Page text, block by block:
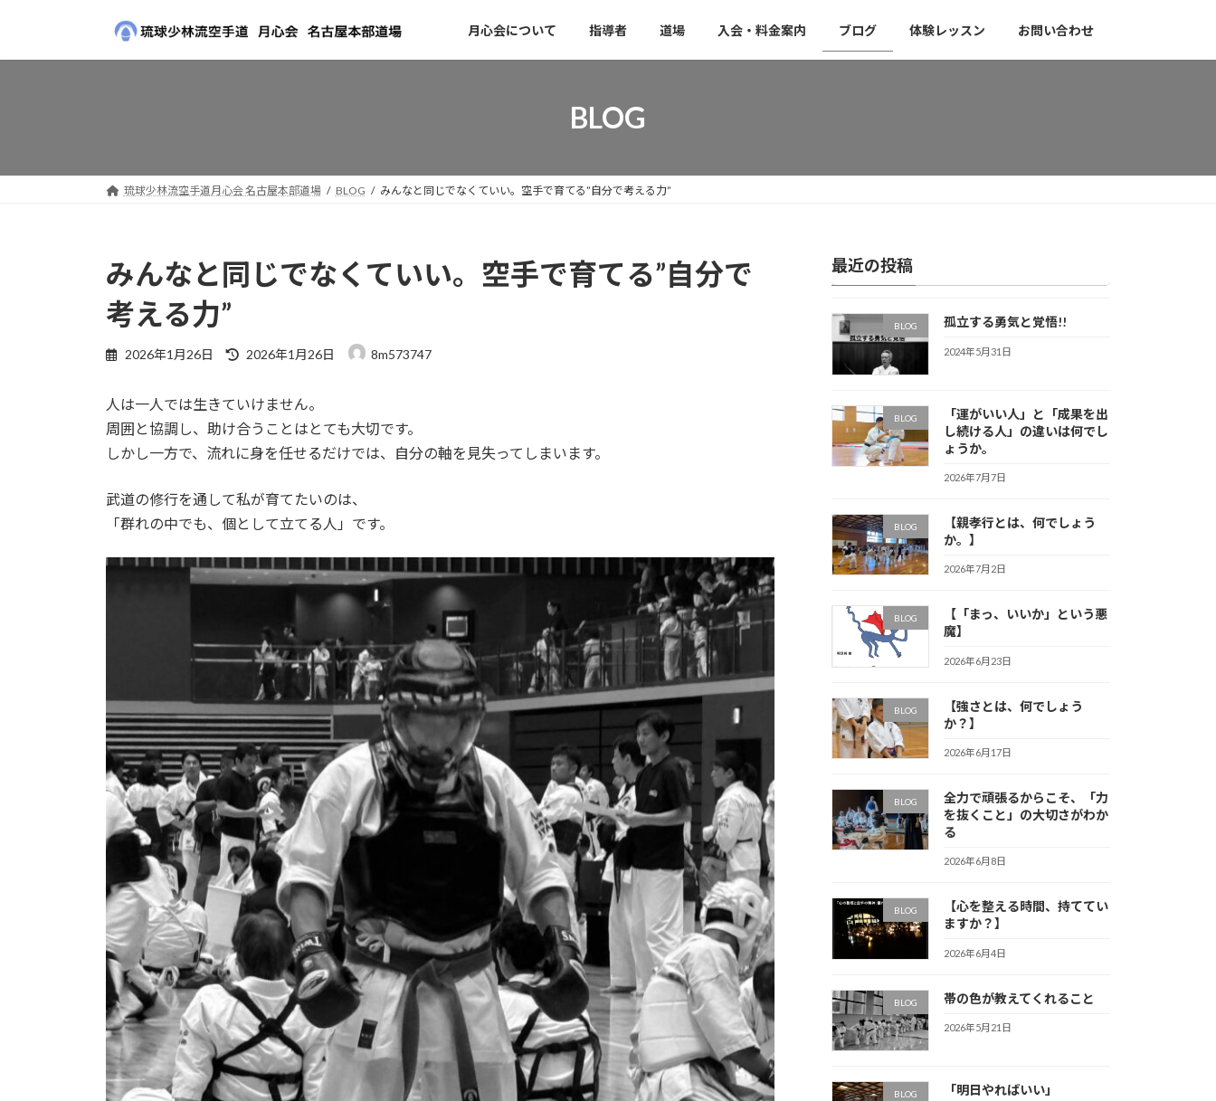
月心会について 指導者 道場 入会・料金案内 ブログ 体験レッスン お問い合わせ
BLOG
琉球少林流空手道月心会 名古屋本部道場 BLOG みんなと同じでなくていい。空手で育てる”自分で考える力”
みんなと同じでなくていい。空手で育てる”自分で
考える力”
2026年1月26日
最
新
日
時
:
2026年1月26日 8m573747
人は一人では生きていけません。
周囲と協調し、助け合うことはとても大切です。
しかし一方で、流れに身を任せるだけでは、自分の軸を見失ってしまいます。
武道の修行を通して私が育てたいのは、
「群れの中でも、個として立てる人」です。
最近の投稿
BLOG 孤立する勇気と覚悟!!
2024年5月31日
BLOG
「運がいい人」と「成果を出
し続ける人」の違いは何でし
ょうか。
2026年7月7日
BLOG
【親孝行とは、何でしょう
か。】
2026年7月2日
BLOG
【「まっ、いいか」という悪
魔】
2026年6月23日
BLOG
【強さとは、何でしょう
か？】
2026年6月17日
BLOG
全力で頑張るからこそ、「力
を抜くこと」の大切さがわか
る
2026年6月8日
BLOG
【心を整える時間、持ててい
ますか？】
2026年6月4日
BLOG 帯の色が教えてくれること
2026年5月21日
BLOG 「明日やればいい」